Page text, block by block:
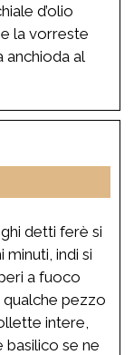
d’olio
la vorreste
anchioda al
detti ferè si
indi si
a fuoco
qualche pezzo
intere,
basilico se ne